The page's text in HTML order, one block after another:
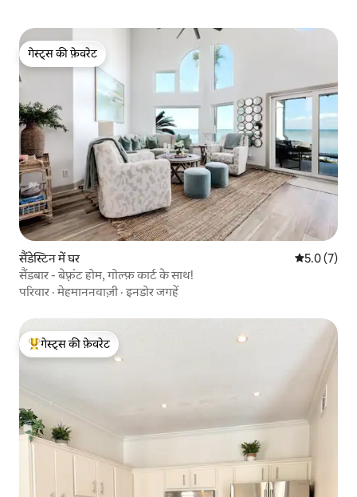
गेस्ट्स की फ़ेवरेट
गेस्ट्स की फ़ेवरेट
सैंडेस्टिन में घर औसत रेटिंग 5
5.0 (7)
सैंडबार - बेफ़्रंट होम, गोल्फ़ कार्ट के साथ!
परिवार ·मेहमाननवाज़ी ·इनडोर जगहें
गेस्ट्स का टॉप फ़ेवरेट
गेस्ट्स की फ़ेवरेट